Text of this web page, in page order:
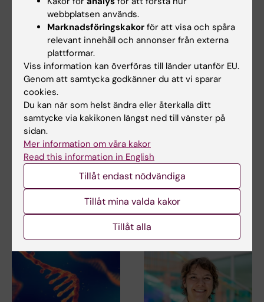
6 jul 2026
Doktorand får
stipendium för
forskning om hur
eksem påverkar skola
Anna Winther är en av tre KI-
doktorander som har tilldelats
årets Kerstin…
9 jun 2026
Ny avhandling visar
hälsa vid assisterad
befruktning
En ny doktorsavhandling från
Karolinska Institutet visar att
hälsoutfallen…
webbplatsen används.
Marknadsföringskakor för att visa och spåra
relevant innehåll och annonser från externa
plattformar.
Viss information kan överföras till länder utanför EU.
Genom att samtycka godkänner du att vi sparar
cookies.
Du kan när som helst ändra eller återkalla ditt
samtycke via kakikonen längst ned till vänster på
sidan.
Mer information om våra kakor
Read this information in English
Tillåt endast nödvändiga
Tillåt mina valda kakor
Tillåt alla